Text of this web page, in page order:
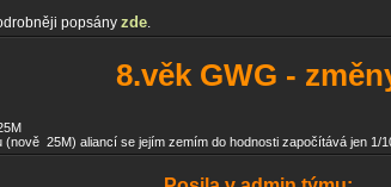
popsány zde.
8.věk GWG -
25M) aliancí se jejím zemím do hodnosti započítává jen 1/